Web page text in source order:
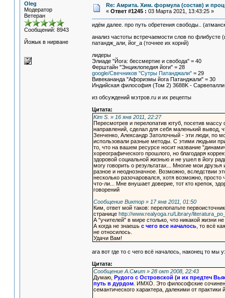
Oleg
Модератор
Ветеран
Сообщений: 8943
Йожык в нирване
Re: Амрита. Хим. формула (состав) и
« Ответ #1245 : 03 Марта 2021, 13:43:25 »
идём далее. про путь обретения свободы..
анализ частоты встречаемости слов по
патандж_али, йог_а (точнее их корнй)
лидеры
Элиаде "Йога: бессмертие и свобода" = 40
Ферштайн "Энциклопедия йоги" = 28
google/Свечников "Сутры Патанджали"= 29
Вивекананда "Афоризмы йога Патанджали" = 30
Индийская философия (Том 2) 3688K -
из обсуждений мэтров.ru и их рецепты
Цитата:
Kim S. » 16 янв 2011, 22:27
Пересмотрев и перелопатив ютуб, посетив
направлений, сделал для себя маленький вывод,
Зенченко, Александр Затолочный - эти люди, по
использовали разные методы. С этими людьми
то, что на вашем ресурсе носит название
хореографического прошлого, но благодаря
здоровой социальной жизнью и не ушел в йогу
могу говорить о результатах... Многие мои
разное и неоднозначное. Возможно, вследствии
несколько разочаровался, хотя возможно,
что-ли... Мне внушает доверие, тот кто крепок,
говорений
Сообщение Виктор » 17 янв 2011, 01:50
Ким, ответ мой таков: перелопатьте
странице http://www.realyoga.ru/Library/
А "учителей" в мире столько, что никакой жизни
А когда не знаешь с чего все началось, то всё
не относилось.
Удачи Вам!
ага вот где то с чего всё началось, наконец то мы
Цитата:
Сообщение А.Смит » 28 окт 2008, 22:43
Думаю,
Рудого с Островской (и их предтеч
путь в дурдом. ИМХО. Это философские
семантического характера, далекими от